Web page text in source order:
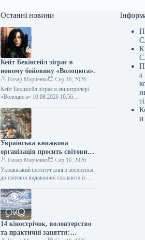
Останні новини
Кейт Бекінсейл зіграє в
новому бойовику «Волоцюга».
Назар Марченко
Сер 10, 2026
Кейт Бекінсейл зіграє в екшнтрилері
«Волоцюга» 10.08.2026 10:56
зірка кіносерії «Інший світ» Кейт
Бекінсейл візьме участь…
Українська книжкова
організація просить світових
видавців перестати
працювати з росіянами.
Назар Марченко
Сер 10, 2026
Український інститут книги звернувся
до світової видавничої спільноти із
російськими видавництвами та
літературними агентствами, а також…
14 кінострічок, волонтерство
та практичні заняття:
а
ті
и